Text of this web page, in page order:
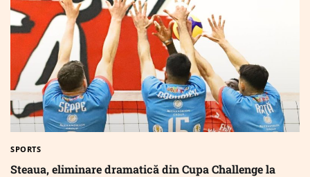
SPORTS
Steaua, eliminare dramatică din Cupa Challenge la